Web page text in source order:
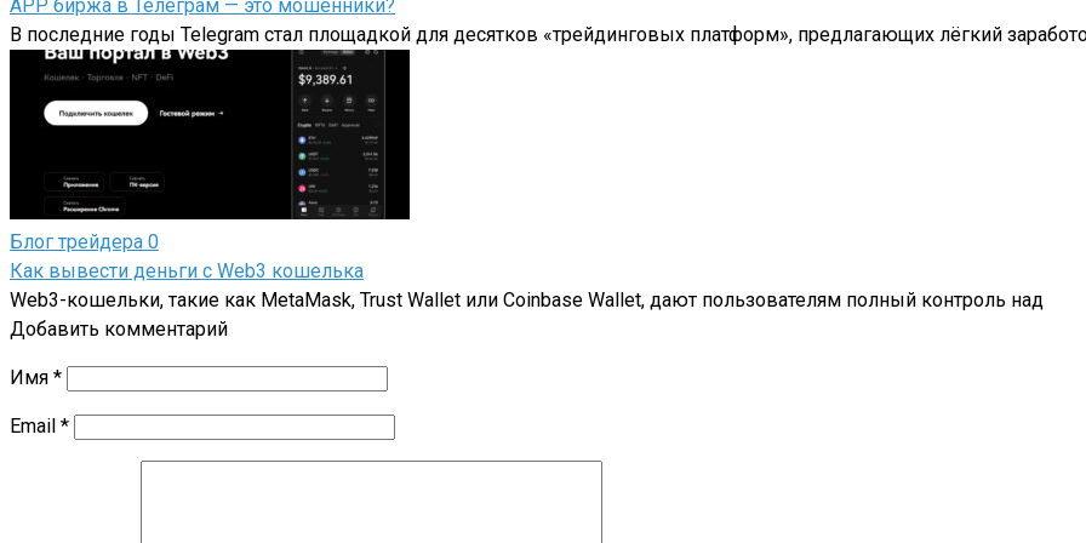
APP биржа в Телеграм — это мошенники?
В последние годы Telegram стал площадкой для десятков «трейдинговых платформ», предлагающих лёгкий
Блог трейдера 0
Как вывести деньги с Web3 кошелька
Web3-кошельки, такие как MetaMask, Trust Wallet или Coinbase Wallet, дают пользователям полный контроль над
Добавить комментарий
Имя *
Email *